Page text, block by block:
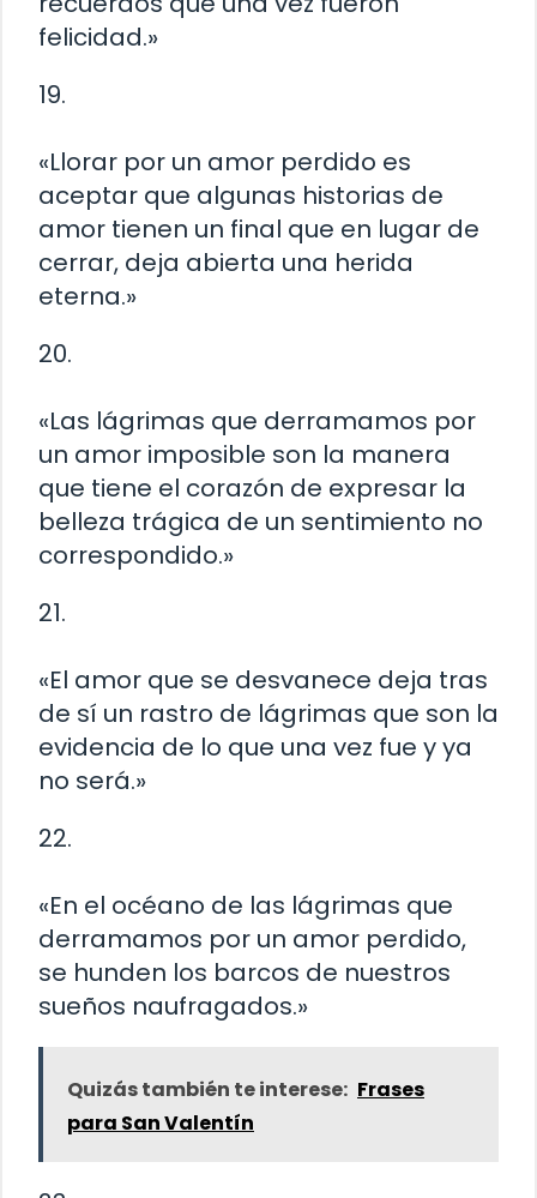
felicidad.»
19.
«Llorar por un amor perdido es
aceptar que algunas historias de
amor tienen un final que en lugar de
cerrar, deja abierta una herida
eterna.»
20.
«Las lágrimas que derramamos por
un amor imposible son la manera
que tiene el corazón de expresar la
belleza trágica de un sentimiento no
correspondido.»
21.
«El amor que se desvanece deja tras
de sí un rastro de lágrimas que son la
evidencia de lo que una vez fue y ya
no será.»
22.
«En el océano de las lágrimas que
derramamos por un amor perdido,
se hunden los barcos de nuestros
sueños naufragados.»
Quizás también te interese: Frases
para San Valentín